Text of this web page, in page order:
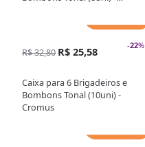
-22%
R$ 32,80 R$ 25,58
Caixa para 6 Brigadeiros e
Bombons Tonal (10uni) -
Cromus